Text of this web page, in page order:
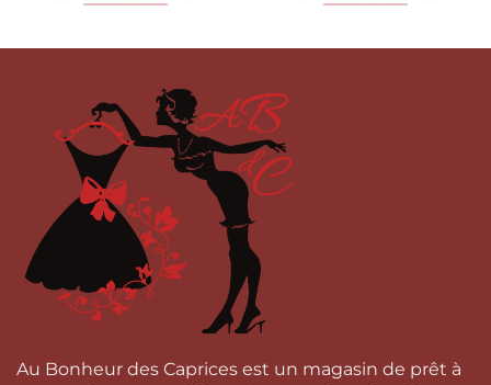
plusieurs
variations.
Les
options
peuvent
être
choisies
sur
la
page
du
Au Bonheur des Caprices est un magasin de prêt à